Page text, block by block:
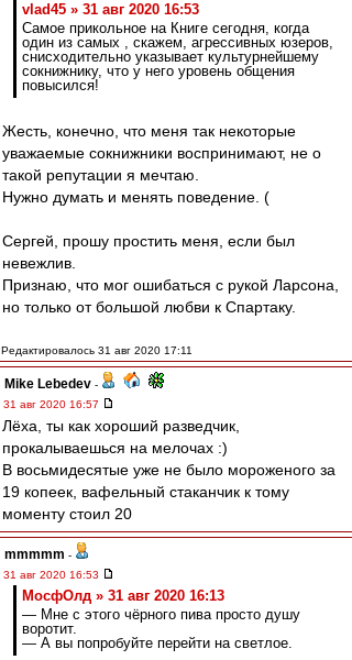
vlad45 » 31 авг 2020 16:53
Самое прикольное на Книге сегодня, когда
один из самых , скажем, агрессивных юзеров,
снисходительно указывает культурнейшему
сокнижнику, что у него уровень общения
повысился!
Жесть, конечно, что меня так некоторые
уважаемые сокнижники воспринимают, не о
такой репутации я мечтаю.
Нужно думать и менять поведение. (
Сергей, прошу простить меня, если был
невежлив.
Признаю, что мог ошибаться с рукой Ларсона,
но только от большой любви к Спартаку.
Редактировалось 31 авг 2020 17:11
Mike Lebedev -
31 авг 2020 16:57
Лёха, ты как хороший разведчик,
прокалываешься на мелочах :)
В восьмидесятые уже не было мороженого за
19 копеек, вафельный стаканчик к тому
моменту стоил 20
mmmmm -
31 авг 2020 16:53
МосфОлд » 31 авг 2020 16:13
— Мне с этого чёрного пива просто душу
воротит.
— А вы попробуйте перейти на светлое.